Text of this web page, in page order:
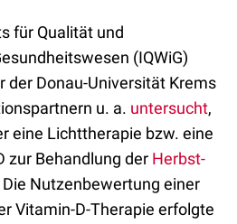
für Qualität und
(IQWiG)
der Donau-Universität Krems
u. a. untersucht,
eine Lichttherapie bzw. eine
zur Behandlung der Herbst-
Nutzenbewertung einer
Vitamin-D-Therapie erfolgte